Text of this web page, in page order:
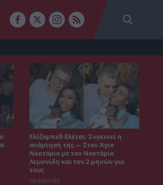
Ελίζαμπεθ Ελέτσι: Συγκινεί η
ανάρτησή της — Στον Άγιο
Νεκτάριο με τον Νεκτάριο
Λεμονίδη και τον 2 μηνών γιο
τους
CELEBRITIES